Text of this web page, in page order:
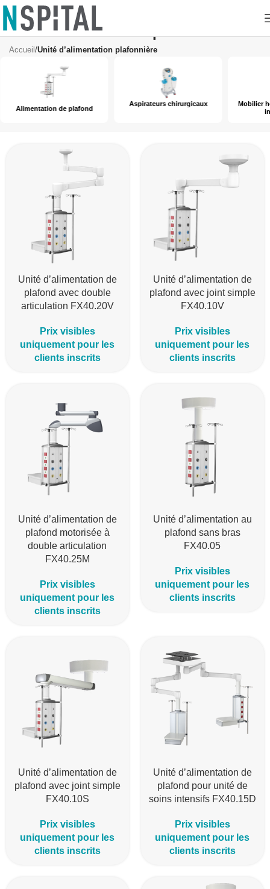
Unité d’alimentation plafonnière
Accueil /Unité d’alimentation plafonnière
Alimentation de plafond
Aspirateurs chirurgicaux
Mobilier
Unité d’alimentation de
plafond avec double
articulation FX40.20V
Prix visibles
uniquement pour les
clients inscrits
Unité d’alimentation de
plafond avec joint simple
FX40.10V
Prix visibles
uniquement pour les
clients inscrits
Unité d’alimentation de
plafond motorisée à
double articulation
FX40.25M
Prix visibles
uniquement pour les
clients inscrits
Unité d’alimentation au
plafond sans bras
FX40.05
Prix visibles
uniquement pour les
clients inscrits
Unité d’alimentation de
plafond avec joint simple
FX40.10S
Prix visibles
uniquement pour les
clients inscrits
Unité d’alimentation de
plafond pour unité de
soins intensifs FX40.15D
Prix visibles
uniquement pour les
clients inscrits